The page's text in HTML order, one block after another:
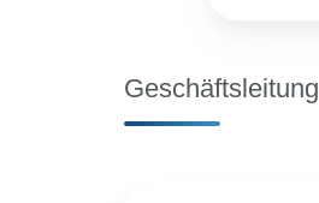
Geschäftsleitung